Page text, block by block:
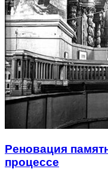
Реновация
процессе